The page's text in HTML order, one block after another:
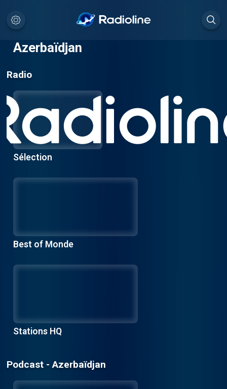
Azerbaïdjan
Radio
Sélection
Best of Monde
Stations HQ
Podcast - Azerbaïdjan